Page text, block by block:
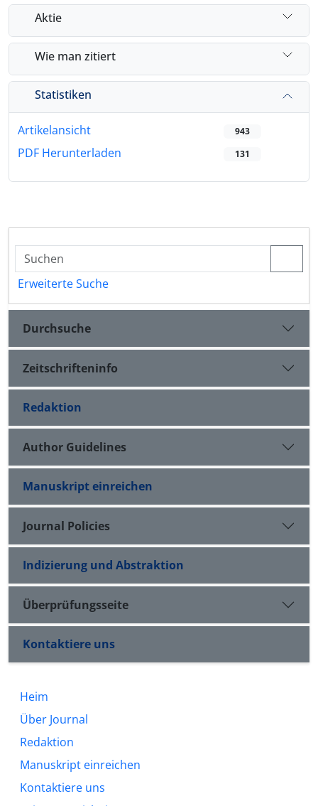
Aktie
Wie man zitiert
Statistiken
Artikelansicht 943
PDF Herunterladen 131
Erweiterte Suche
Durchsuche
Zeitschrifteninfo
Redaktion
Author Guidelines
Manuskript einreichen
Journal Policies
Indizierung und Abstraktion
Überprüfungsseite
Kontaktiere uns
Heim
Über Journal
Redaktion
Manuskript einreichen
Kontaktiere uns